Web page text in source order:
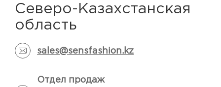
Северо-Казахстанская
область
sales@sensfashion.kz
Отдел продаж